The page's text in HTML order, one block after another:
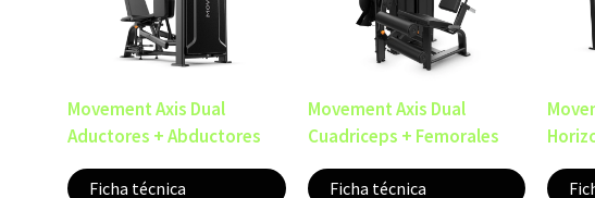
Movement Axis Dual
Aductores + Abductores
Ficha técnica
Movement Axis Dual
Cuadriceps + Femorales
Ficha técnica